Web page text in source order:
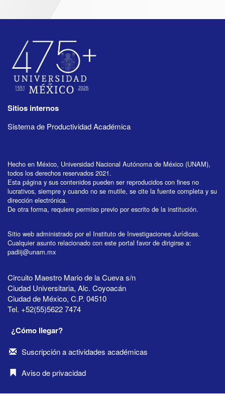
Sitios internos
Sistema de Productividad Académica
Hecho en México, Universidad Nacional Autónoma de México (UNAM),
todos los derechos reservados 2021.
Esta página y sus contenidos pueden ser reproducidos con fines no
lucrativos, siempre y cuando no se mutile, se cite la fuente completa y su
dirección electrónica.
De otra forma, requiere permiso previo por escrito de la institución.
Sitio web administrado por el Instituto de Investigaciones Jurídicas.
Cualquier asunto relacionado con este portal favor de dirigirse a:
padiij@unam.mx
Circuito Maestro Mario de la Cueva s/n
Ciudad Universitaria, Alc. Coyoacán
Ciudad de México, C.P. 04510
Tel. +52(55)5622 7474
¿Cómo llegar?
Suscripción a actividades académicas
Aviso de privacidad